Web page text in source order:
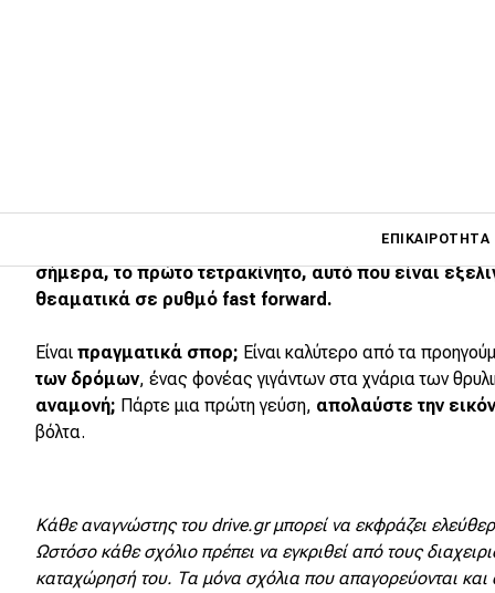
ΕΠΙΚΑΙΡΌΤΗΤΑ
Επικαιρότητα
Νέα μοντέλα
Πρωτότυπα
Κόσμος
Τεχνολογία
Μετά από δυόμιση χρόνια αναμονής, βάλαμε
σήμερα, το πρώτο τετρακίνητο, αυτό που είναι
θεαματικά σε ρυθμό fast forward.
Είναι πραγματικά σπορ; Είναι καλύτερο από τα
των δρόμων, ένας φονέας γιγάντων στα χνάρια των
αναμονή; Πάρτε μια πρώτη γεύση, απολαύστε την
βόλτα.
Κάθε αναγνώστης του drive.gr μπορεί να εκφράζει
Ωστόσο κάθε σχόλιο πρέπει να εγκριθεί από τους
καταχώρησή του. Τα μόνα σχόλια που απαγορεύονται και